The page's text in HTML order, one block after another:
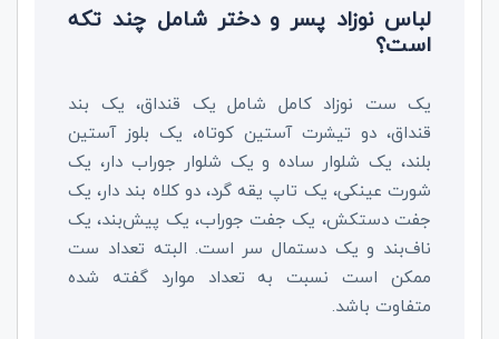
لباس نوزاد پسر و دختر شامل چند تکه
است؟
یک ست نوزاد کامل شامل یک قنداق، یک بند
قنداق، دو تیشرت آستین کوتاه، یک بلوز آستین
بلند، یک شلوار ساده و یک شلوار جوراب دار، یک
شورت عینکی، یک تاپ یقه گرد، دو کلاه بند دار، یک
جفت دستکش، یک جفت جوراب، یک پیش‌بند، یک
ناف‌بند و یک دستمال سر است. البته تعداد ست
ممکن است نسبت به تعداد موارد گفته شده
متفاوت باشد.